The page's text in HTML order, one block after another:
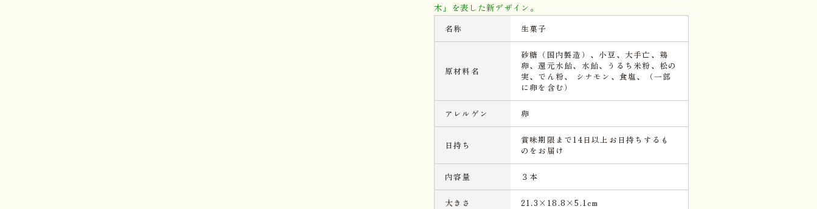
木」を表した新デザイン。
名称 生菓子
原材料名
砂糖（国内製造）、小豆、大手亡、鶏
卵、還元水飴、水飴、うるち米粉、松の
実、でん粉、 シナモン、食塩、（一部
に卵を含む）
アレルゲン 卵
日持ち
賞味期限まで14日以上お日持ちするも
のをお届け
内容量 ３本
大きさ 21.3×18.8×5.1cm